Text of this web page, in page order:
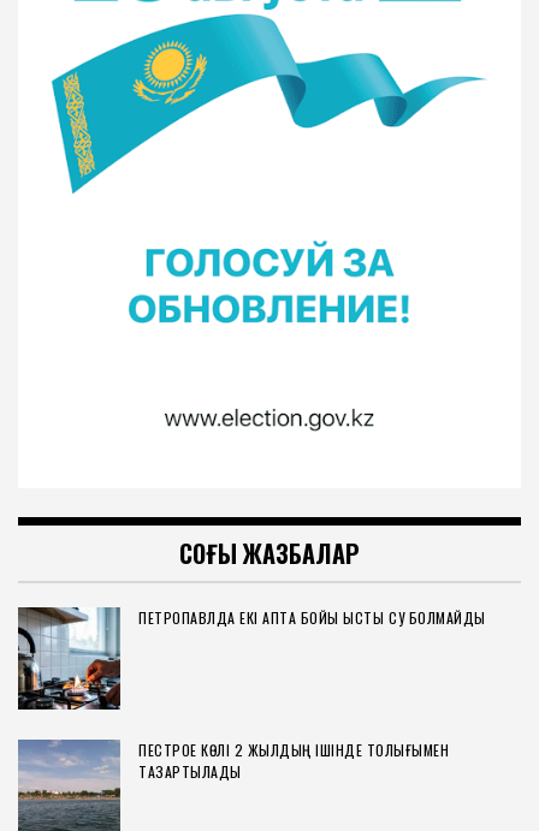
СОҢҒЫ ЖАЗБАЛАР
ПЕТРОПАВЛДА ЕКІ АПТА БОЙЫ ЫСТЫҚ СУ БОЛМАЙДЫ
ПЕСТРОЕ КӨЛІ 2 ЖЫЛДЫҢ ІШІНДЕ ТОЛЫҒЫМЕН
ТАЗАРТЫЛАДЫ